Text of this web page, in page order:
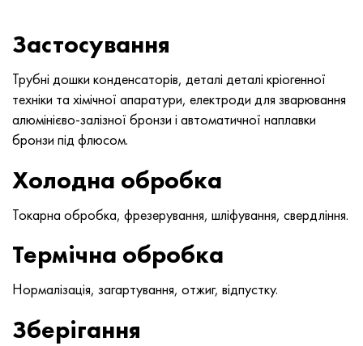
Застосування
Трубні дошки конденсаторів, деталі деталі кріогенної
техніки та хімічної апаратури, електроди для зварювання
алюмінієво-залізної бронзи і автоматичної наплавки
бронзи під флюсом.
Холодна обробка
Токарна обробка, фрезерування, шліфування, свердління.
Термічна обробка
Нормалізація, загартування, отжиг, відпустку.
Зберігання
Нимоник 263
Haynes 25
Хайнс 188
Haynes 230
Хастеллой b2
Хастеллой b3
Хастеллой c4
Хастеллой c22
AM-355 - ams 5547
Сustom 450® - uns S45000
Greek Ascoloy 418
Труба корозійно-стійка
50Х14МФ
65Х13
90Х18МФ
95Х18
38х2н2ма, 34CrNiMo6, 40NiCrMo7
40хн2ма, 34CrNiMo4, 36hnm
38ХС, 37hs
38ХА, 37Cr4, aisi 5135
38ХН3МФА, 35nicrmov12-5
40Г, 40Mn4, aisi 1035
38ХМ, 42CrMo4, aisi 1.7225
40ХН, 36NiCr6, aisi 3135